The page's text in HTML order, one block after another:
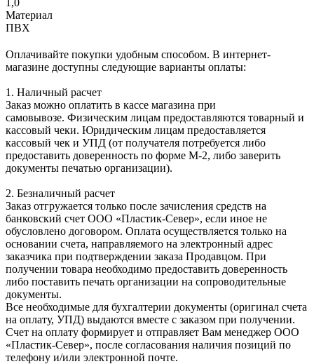
Материал
ПВХ
Оплачивайте покупки удобным способом. В интернет-
магазине доступны следующие варианты оплаты:
1. Наличный расчет
Заказ можно оплатить в кассе магазина при
самовывозе. Физическим лицам предоставляются товарный и
кассовый чеки. Юридическим лицам предоставляется
кассовый чек и УПД (от получателя потребуется либо
предоставить доверенность по форме М-2, либо заверить
документы печатью организации).
2. Безналичный расчет
Заказ отгружается только после зачисления средств на
банковский счет ООО «Пластик-Север», если иное не
обусловлено договором. Оплата осуществляется только на
основании счета, направляемого на электронный адрес
заказчика при подтверждении заказа Продавцом. При
получении товара необходимо предоставить доверенность
либо поставить печать организации на сопроводительные
документы.
Все необходимые для бухгалтерии документы (оригинал счета
на оплату, УПД) выдаются вместе с заказом при получении.
Счет на оплату формирует и отправляет Вам менеджер ООО
«Пластик-Север», после согласования наличия позиций по
телефону и/или электронной почте.